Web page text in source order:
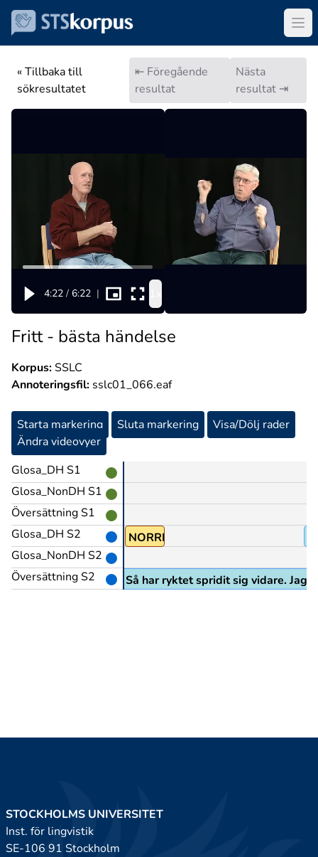
« Tillbaka till
sökresultatet
⇤ Föregående
resultat
Nästa
resultat ⇥
4:22 / 6:22 |
Fritt - bästa händelse
Korpus:SSLC
Annoteringsfil: sslc01_066.eaf
Starta markering Sluta markering
Visa/Dölj rader
Ändra videovyer
Glosa_DH S1
Glosa_NonDH S1
Översättning S1
Glosa_DH S2
Glosa_NonDH S2
Översättning S2
PEK NORRLAND@en
i Sundsvall, tror jag. Så har ryktet spridit sig vidare.
STOCKHOLMS UNIVERSITET
Inst. för lingvistik
SE-106 91 Stockholm